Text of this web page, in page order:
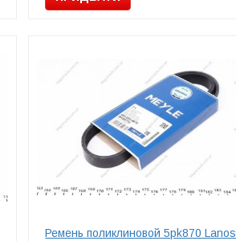
Ремень поликлиновой 5pk870 Lanos